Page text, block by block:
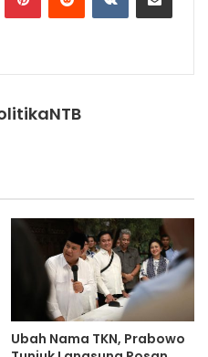
Ubah Nama TKN, Prabowo